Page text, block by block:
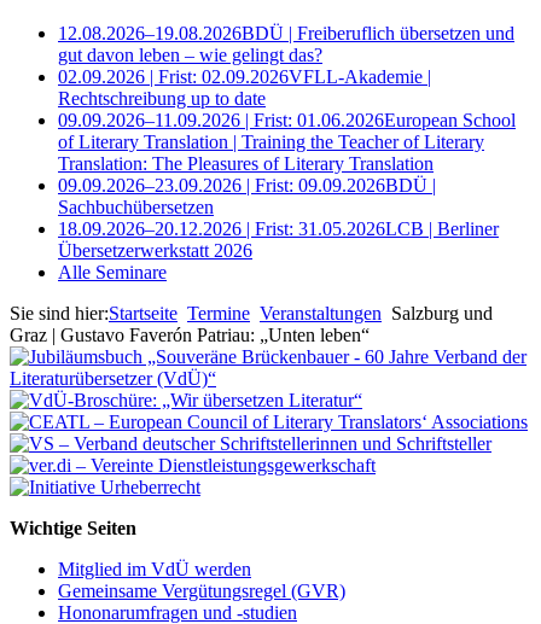
12.08.2026–19.08.2026BDÜ | Freiberuflich übersetzen und
gut davon leben – wie gelingt das?
02.09.2026 | Frist: 02.09.2026VFLL-Akademie |
Rechtschreibung up to date
09.09.2026–11.09.2026 | Frist: 01.06.2026European School
of Literary Translation | Training the Teacher of Literary
Translation: The Pleasures of Literary Translation
09.09.2026–23.09.2026 | Frist: 09.09.2026BDÜ |
Sachbuchübersetzen
18.09.2026–20.12.2026 | Frist: 31.05.2026LCB | Berliner
Übersetzerwerkstatt 2026
Alle Seminare
Sie sind hier:Startseite Termine Veranstaltungen Salzburg und
Graz | Gustavo Faverón Patriau: „Unten leben“
Wichtige Seiten
Mitglied im VdÜ werden
Gemeinsame Vergütungsregel (GVR)
Hononarumfragen und -studien